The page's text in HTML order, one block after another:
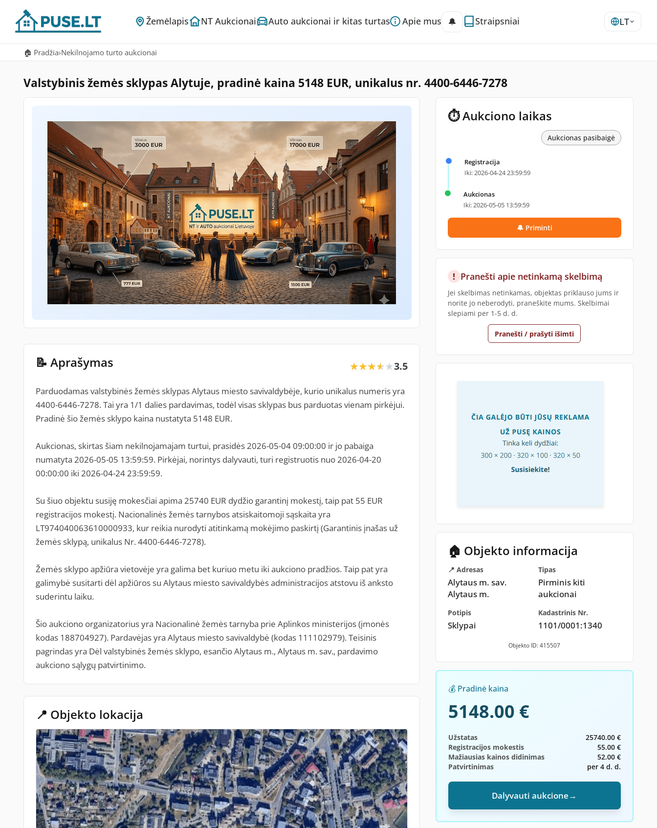
Žemėlapis NT Aukcionai Auto aukcionai ir kitas turtas Apie mus 🔔 Straipsniai LT
🏠 Pradžia›Nekilnojamo turto aukcionai
Valstybinis žemės sklypas Alytuje, pradinė kaina 5148 EUR, unikalus nr. 4400-6446-7278
📝 Aprašymas ★★★★★
★★★★★3.5
Parduodamas valstybinės žemės sklypas Alytaus miesto savivaldybėje, kurio unikalus numeris yra
4400-6446-7278. Tai yra 1/1 dalies pardavimas, todėl visas sklypas bus parduotas vienam pirkėjui.
Pradinė šio žemės sklypo kaina nustatyta 5148 EUR.
Aukcionas, skirtas šiam nekilnojamajam turtui, prasidės 2026-05-04 09:00:00 ir jo pabaiga
numatyta 2026-05-05 13:59:59. Pirkėjai, norintys dalyvauti, turi registruotis nuo 2026-04-20
00:00:00 iki 2026-04-24 23:59:59.
Su šiuo objektu susiję mokesčiai apima 25740 EUR dydžio garantinį mokestį, taip pat 55 EUR
registracijos mokestį. Nacionalinės žemės tarnybos atsiskaitomoji sąskaita yra
LT974040063610000933, kur reikia nurodyti atitinkamą mokėjimo paskirtį (Garantinis įnašas už
žemės sklypą, unikalus Nr. 4400-6446-7278).
Žemės sklypo apžiūra vietovėje yra galima bet kuriuo metu iki aukciono pradžios. Taip pat yra
galimybė susitarti dėl apžiūros su Alytaus miesto savivaldybės administracijos atstovu iš anksto
suderintu laiku.
Šio aukciono organizatorius yra Nacionalinė žemės tarnyba prie Aplinkos ministerijos (įmonės
kodas 188704927). Pardavėjas yra Alytaus miesto savivaldybė (kodas 111102979). Teisinis
pagrindas yra Dėl valstybinės žemės sklypo, esančio Alytaus m., Alytaus m. sav., pardavimo
aukciono sąlygų patvirtinimo.
📍 Objekto lokacija
⏱ Aukciono laikas
Aukcionas pasibaigė
Registracija
Iki: 2026-04-24 23:59:59
Aukcionas
Iki: 2026-05-05 13:59:59
🔔 Priminti
! Pranešti apie netinkamą skelbimą
Jei skelbimas netinkamas, objektas priklauso jums ir
norite jo neberodyti, praneškite mums. Skelbimai
slepiami per 1-5 d. d.
Pranešti / prašyti išimti
🏠 Objekto informacija
📍 Adresas
Alytaus m. sav.
Alytaus m.
Tipas
Pirminis kiti
aukcionai
Potipis
Sklypai
Kadastrinis Nr.
1101/0001:1340
Objekto ID: 415507
💰 Pradinė kaina
5148.00 €
Užstatas
25740.00 €
Registracijos mokestis
55.00 €
Mažiausias kainos didinimas
52.00 €
Patvirtinimas
per 4 d. d.
Dalyvauti aukcione→